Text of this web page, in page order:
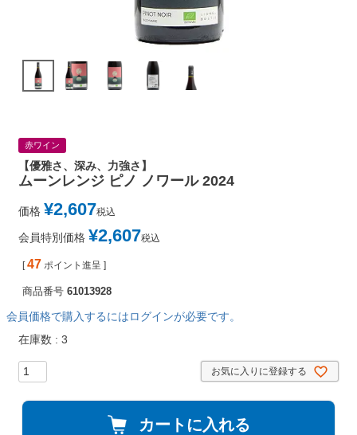
赤ワイン
【優雅さ、深み、力強さ】
ムーンレンジ ピノ ノワール 2024
価格 ¥2,607税込
会員特別価格 ¥2,607税込
[ 47 ポイント進呈 ]
商品番号 61013928
会員価格で購入するにはログインが必要です。
在庫数
3
お気に入りに登録する
カートに入れる